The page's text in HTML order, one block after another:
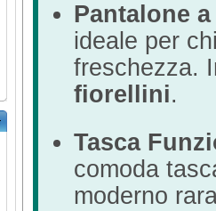
Pantalone
ideale per
freschezza.
fiorellini.
Tasca
comoda
moderno